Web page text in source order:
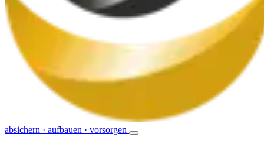
absichern · aufbauen · vorsorgen